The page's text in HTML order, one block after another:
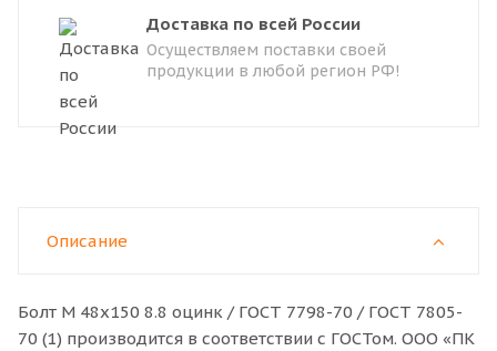
Доставка по всей России
Осуществляем поставки своей
продукции в любой регион РФ!
Описание
Болт M 48x150 8.8 оцинк / ГОСТ 7798-70 / ГОСТ 7805-
70 (1) производится в соответствии с ГОСТом. ООО «ПК